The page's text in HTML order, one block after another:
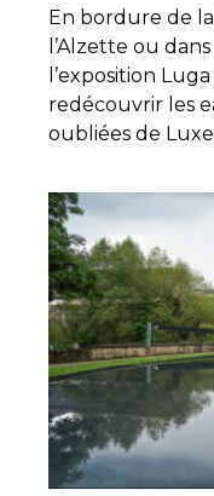
En bordure de
l’Alzette ou
l’exposition
redécouvrir les
oubliées de